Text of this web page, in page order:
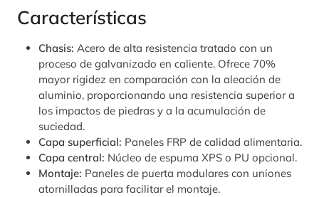
Características
Chasis: Acero de alta resistencia tratado con un
proceso de galvanizado en caliente. Ofrece 70%
mayor rigidez en comparación con la aleación de
aluminio, proporcionando una resistencia superior a
los impactos de piedras y a la acumulación de
suciedad.
Capa superficial: Paneles FRP de calidad alimentaria.
Capa central: Núcleo de espuma XPS o PU opcional.
Montaje: Paneles de puerta modulares con uniones
atornilladas para facilitar el montaje.